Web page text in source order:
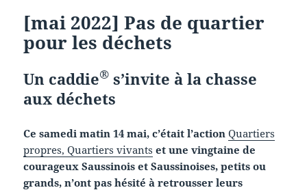
[mai 2022] Pas de quartier
pour les déchets
Un caddie® s’invite à la chasse
aux déchets
Ce samedi matin 14 mai, c’était l’actionQuartiers
propres, Quartiers vivants et une vingtaine de
courageux Saussinois et Saussinoises, petits ou
grands, n’ont pas hésité à retrousser leurs